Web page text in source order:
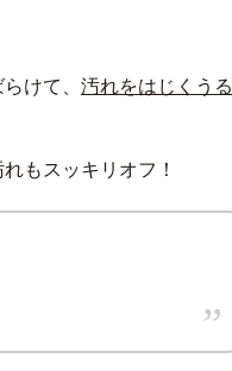
けて、 汚れをはじくうる
もスッキリオフ！